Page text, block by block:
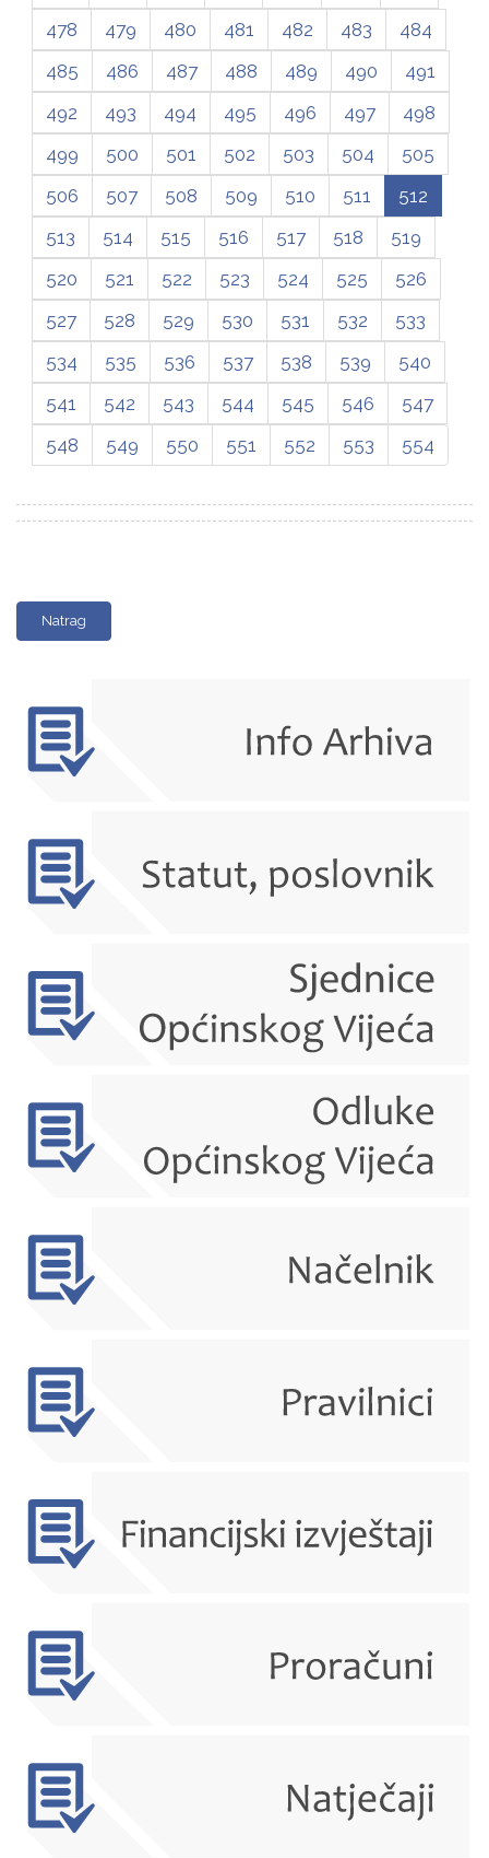
478 479 480 481 482 483
484
485
486 487 488 489 490
491
492
493 494 495 496 497
498
499
500 501 502 503 504
505
506
507 508 509 510 511
512
513
514 515 516 517 518
519
520
521 522 523 524 525
526
527
528 529 530 531 532
533
534
535 536 537 538 539
540
541
542 543 544 545 546
547
548
549 550 551 552 553 554
Natrag